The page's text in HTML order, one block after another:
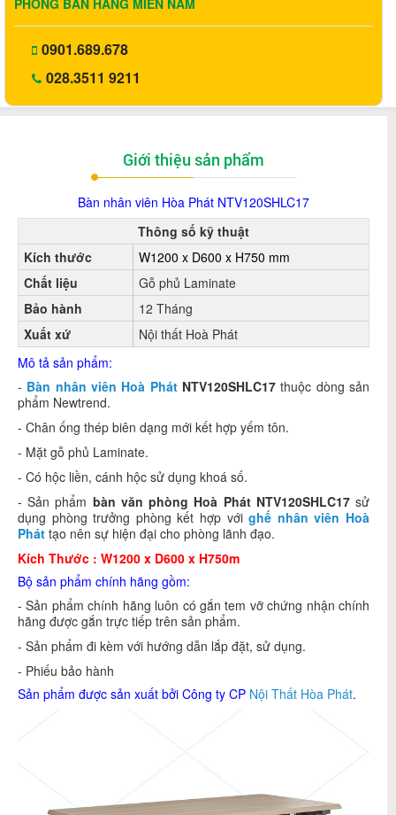
PHÒNG BÁN HÀNG MIỀN NAM
0901.689.678
028.3511 9211
Giới thiệu sản phẩm
Bàn nhân viên Hòa Phát NTV120SHLC17
Thông số kỹ thuật
Kích thước
W1200 x D600 x H750 mm
Chất liệu
Gỗ phủ Laminate
Bảo hành
12 Tháng
Xuất xứ
Nội thất Hoà Phát
Mô tả sản phẩm:
- Bàn nhân viên Hoà Phát NTV120SHLC17 thuộc dòng sản
phẩm Newtrend.
- Chân ống thép biên dạng mới kết hợp yếm tôn.
- Mặt gỗ phủ Laminate.
- Có hộc liền, cánh hộc sử dụng khoá số.
- Sản phẩm bàn văn phòng Hoà Phát NTV120SHLC17sử
dụng phòng trưởng phòng kết hợp vớighế nhân viên Hoà
Phát tạo nên sự hiện đại cho phòng lãnh đạo.
Kích Thước : W1200 x D600 x H750m
Bộ sản phẩm chính hãng gồm:
- Sản phẩm chính hãng luôn có gắn tem vỡ chứng nhận chính
hãng được gắn trực tiếp trên sản phẩm.
- Sản phẩm đi kèm với hướng dẫn lắp đặt, sử dụng.
- Phiếu bảo hành
Sản phẩm được sản xuất bởi Công ty CP Nội Thất Hòa Phát.